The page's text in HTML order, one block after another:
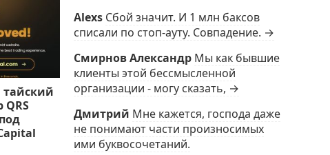
QRS
Alexs Сбой значит. И 1 млн баксов
списали по стоп-ауту. Совпадение. →
Смирнов Александр Мы как бывшие
клиенты этой бессмысленной
организации - могу сказать, →
Дмитрий Мне кажется, господа даже
не понимают части произносимых
ими буквосочетаний.